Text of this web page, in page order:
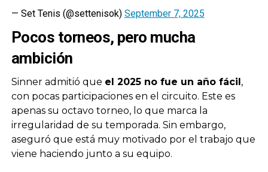
— Set Tenis (@settenisok) September 7, 2025
Pocos torneos, pero mucha
ambición
Sinner admitió que el 2025 no fue un año fácil,
con pocas participaciones en el circuito. Este es
apenas su octavo torneo, lo que marca la
irregularidad de su temporada. Sin embargo,
aseguró que está muy motivado por el trabajo que
viene haciendo junto a su equipo.